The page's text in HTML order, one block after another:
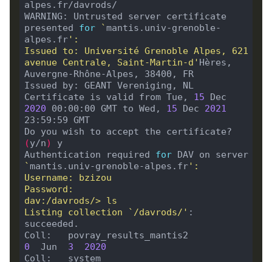
WARNING: Untrusted server certificate
presented for `mantis.univ-grenoble-
alpes.fr
Issued to: Université Grenoble Alpes, 621
avenue Centrale, Saint-Martin-d' Hères,
Auvergne-Rhône-Alpes, 38400, FR
Issued by: GEANT Vereniging, NL
Certificate is valid from Tue, 15
2020 00:00:00 GMT to Wed, 15 Dec 2021
23:59:59 GMT
(y/n)
y
Authentication required for
DAV on server
`mantis.univ-grenoble-alpes.fr
Listing collection `/davrods/' :
0
  Jun
3
2020
Coll: